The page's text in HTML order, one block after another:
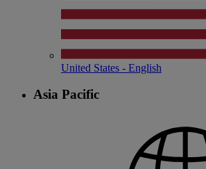
United States - English
Asia Pacific